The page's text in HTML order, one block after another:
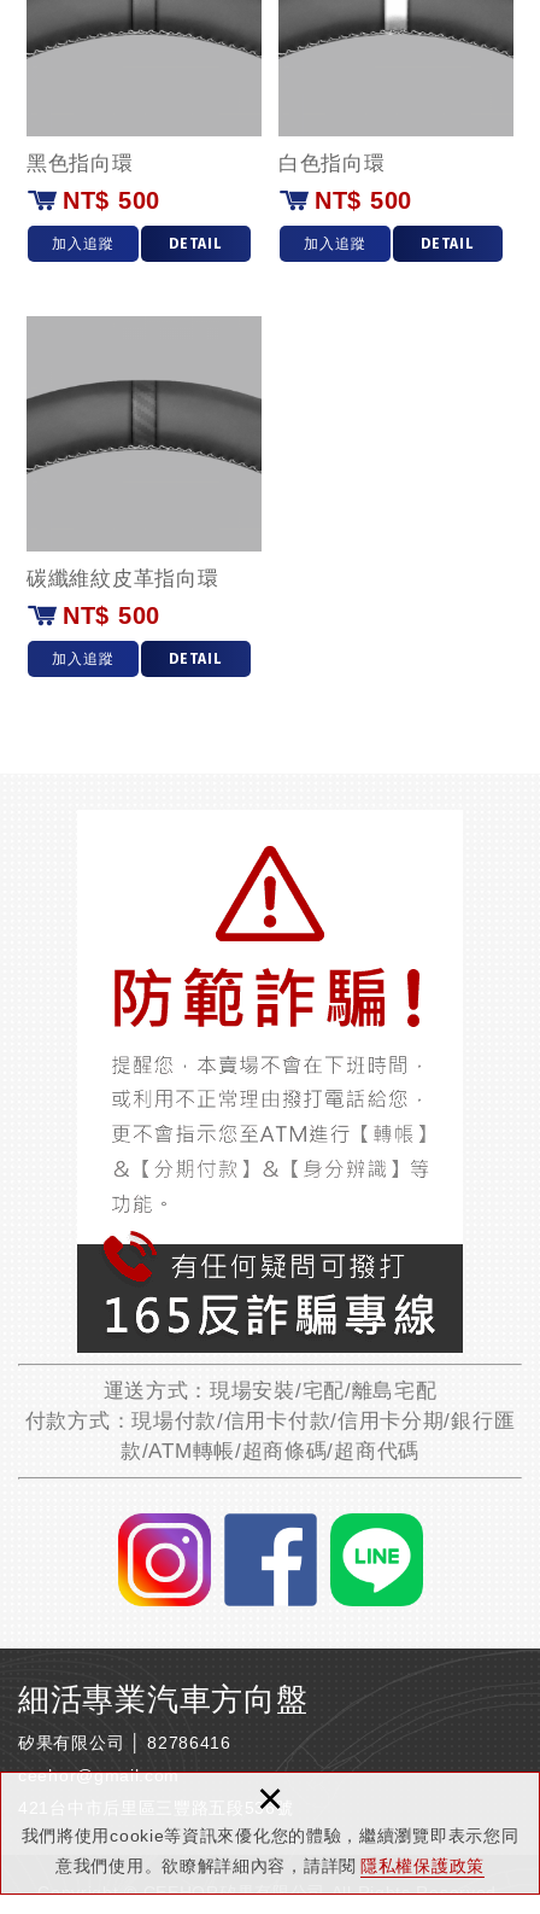
我們將使用cookie等資訊來優化您的體驗，繼續瀏覽即表示您同
意我們使用。欲瞭解詳細內容，請詳閱 隱私權保護政策
×
黑色指向環
NT$ 500
加入追蹤 DETAIL
白色指向環
NT$ 500
加入追蹤 DETAIL
碳纖維紋皮革指向環
NT$ 500
加入追蹤 DETAIL
運送方式：現場安裝/宅配/離島宅配
付款方式：現場付款/信用卡付款/信用卡分期/銀行匯
款/ATM轉帳/超商條碼/超商代碼
細活專業汽車方向盤
矽果有限公司 │ 82786416
ceehor@gmail.com
421台中市后里區三豐路五段536號
Copyright © CEEHOR矽果有限公司 All Rights Reserved.